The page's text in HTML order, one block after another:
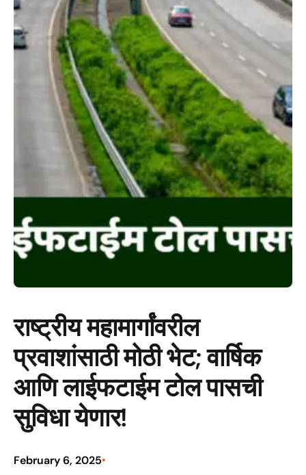
राष्ट्रीय महामार्गांवरील
प्रवाशांसाठी मोठी भेट; वार्षिक
आणि लाईफटाईम टोल पासची
सुविधा येणार!
February 6, 2025•